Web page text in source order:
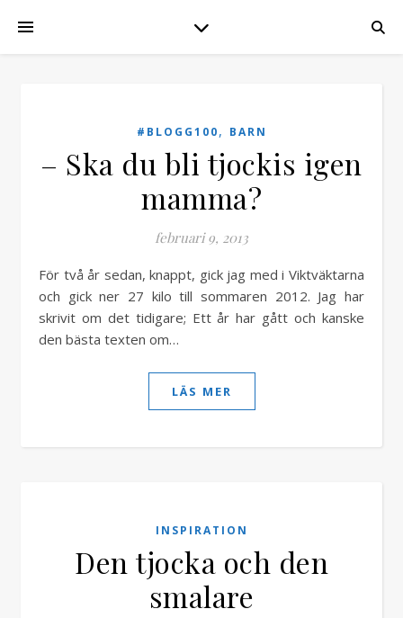
#BLOGG100, BARN
– Ska du bli tjockis igen
mamma?
februari 9, 2013
För två år sedan, knappt, gick jag med i Viktväktarna
och gick ner 27 kilo till sommaren 2012. Jag har
skrivit om det tidigare; Ett år har gått och kanske
den bästa texten om…
LÄS MER
INSPIRATION
Den tjocka och den
smalare